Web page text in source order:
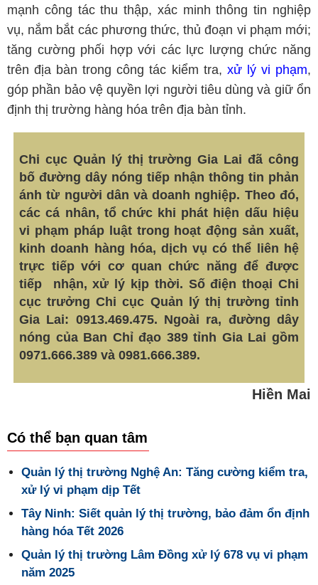
mạnh công tác thu thập, xác minh thông tin nghiệp
vụ, nắm bắt các phương thức, thủ đoạn vi phạm mới;
tăng cường phối hợp với các lực lượng chức năng
trên địa bàn trong công tác kiểm tra, xử lý vi phạm,
góp phần bảo vệ quyền lợi người tiêu dùng và giữ ổn
định thị trường hàng hóa trên địa bàn tỉnh.
Chi cục Quản lý thị trường Gia Lai đã công
bố đường dây nóng tiếp nhận thông tin phản
ánh từ người dân và doanh nghiệp. Theo đó,
các cá nhân, tổ chức khi phát hiện dấu hiệu
vi phạm pháp luật trong hoạt động sản xuất,
kinh doanh hàng hóa, dịch vụ có thể liên hệ
trực tiếp với cơ quan chức năng để được
tiếp nhận, xử lý kịp thời. Số điện thoại Chi
cục trưởng Chi cục Quản lý thị trường tỉnh
Gia Lai: 0913.469.475. Ngoài ra, đường dây
nóng của Ban Chỉ đạo 389 tỉnh Gia Lai gồm
0971.666.389 và 0981.666.389.
Hiền Mai
Có thể bạn quan tâm
Quản lý thị trường Nghệ An: Tăng cường kiểm tra,
xử lý vi phạm dịp Tết
Tây Ninh: Siết quản lý thị trường, bảo đảm ổn định
hàng hóa Tết 2026
Quản lý thị trường Lâm Đồng xử lý 678 vụ vi phạm
năm 2025